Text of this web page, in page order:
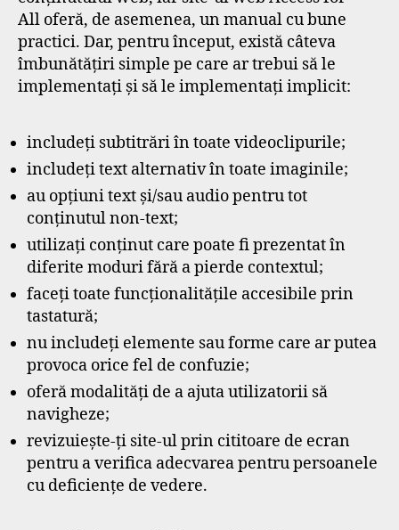
All oferă, de asemenea, un manual cu bune
practici. Dar, pentru început, există câteva
îmbunătățiri simple pe care ar trebui să le
implementați și să le implementați implicit:
includeți subtitrări în toate videoclipurile;
includeți text alternativ în toate imaginile;
au opțiuni text și/sau audio pentru tot
conținutul non-text;
utilizați conținut care poate fi prezentat în
diferite moduri fără a pierde contextul;
faceți toate funcționalitățile accesibile prin
tastatură;
nu includeți elemente sau forme care ar putea
provoca orice fel de confuzie;
oferă modalități de a ajuta utilizatorii să
navigheze;
revizuiește-ți site-ul prin cititoare de ecran
pentru a verifica adecvarea pentru persoanele
cu deficiențe de vedere.